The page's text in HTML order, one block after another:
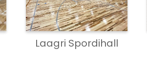
Laagri Spordihall